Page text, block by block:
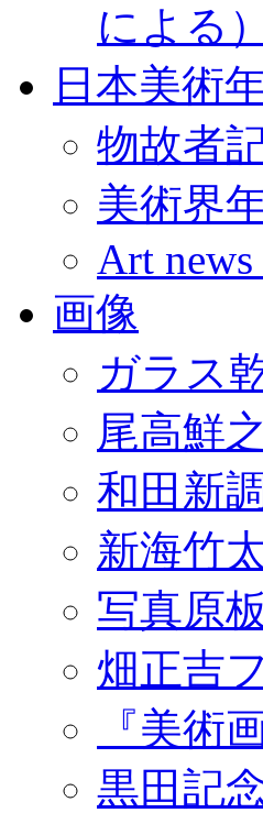
による）
日本美術
物故者
美術界
Art news
画像
ガラス
尾高鮮
和田新
新海竹
写真原
畑正吉
『美術
黒田記